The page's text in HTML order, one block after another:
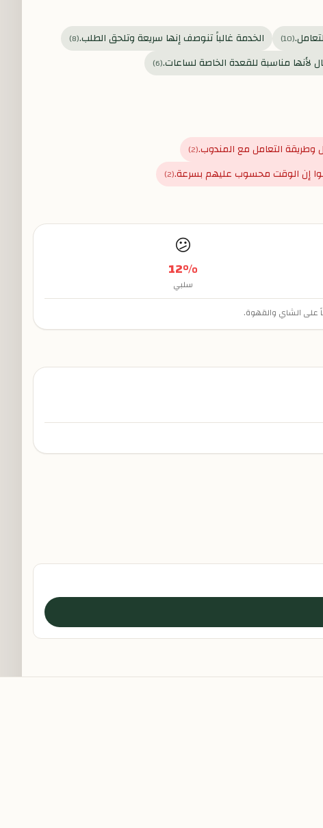
(
10
) الخدمة غالباً تنوصف إنها سريعة وتلحق الطلب.(
8
)
لأنها مناسبة للقعدة الخاصة لساعات.(
6
)
وطريقة التعامل مع المندوب.(
2
)
إن الوقت محسوب عليهم بسرعة.(
2
)
😕
12%
سلبي
على الشاي والقهوة.